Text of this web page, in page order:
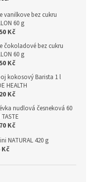
vanilkove bez cukru
60 g
Kč
čokoladové bez cukru
60 g
Kč
kokosový Barista 1 l
HEALTH
Kč
nudlová česneková 60
Kč
NATURAL 420 g
Kč